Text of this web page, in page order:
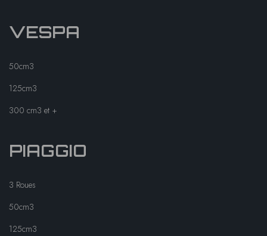
VESPA
50cm3
125cm3
300 cm3 et +
PIAGGIO
3 Roues
50cm3
125cm3